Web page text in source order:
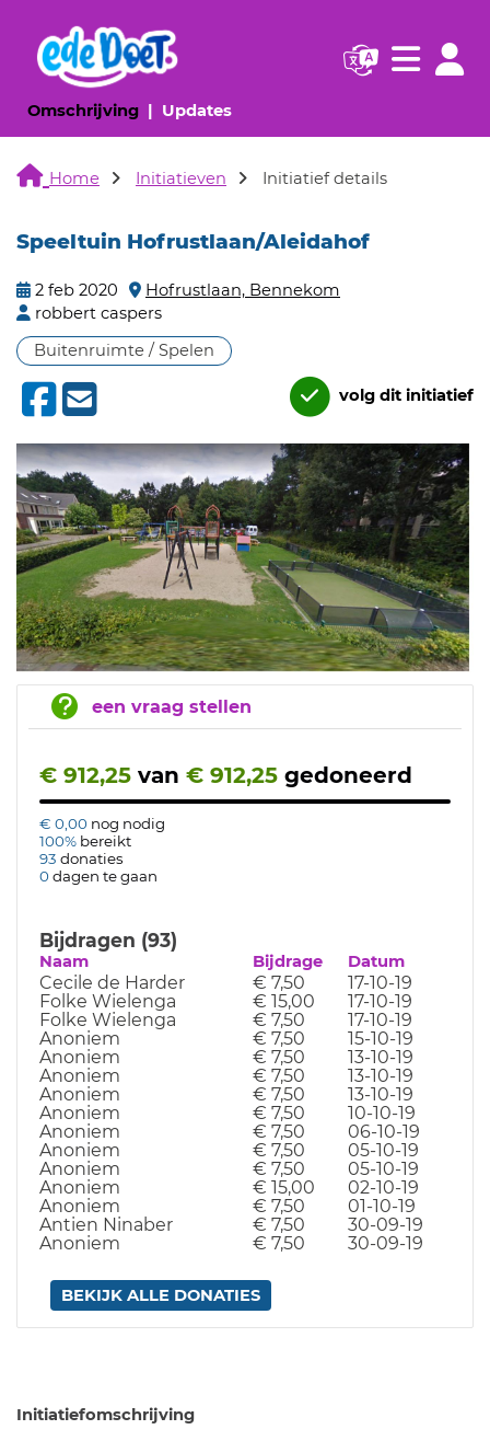
Omschrijving(huidige pagina)
Updates(huidige pagina)
Navigatie
Home Initiatieven Initiatief details
Speeltuin Hofrustlaan/Aleidahof
2 feb 2020
Hofrustlaan, Bennekom
robbert caspers
Buitenruimte / Spelen
volg dit initiatief
een vraag stellen
€ 912,25 van € 912,25 gedoneerd
€ 0,00 nog nodig
100% bereikt
93 donaties
0dagen te gaan
Bijdragen (93)
Naam Bijdrage Datum
Cecile de Harder € 7,50
17-10-19
Folke Wielenga
€ 15,00
17-10-19
Folke Wielenga
€ 7,50
17-10-19
Anoniem
€ 7,50
15-10-19
Anoniem
€ 7,50
13-10-19
Anoniem
€ 7,50
13-10-19
Anoniem
€ 7,50
13-10-19
Anoniem
€ 7,50
10-10-19
Anoniem
€ 7,50
06-10-19
Anoniem
€ 7,50
05-10-19
Anoniem
€ 7,50
05-10-19
Anoniem
€ 15,00
02-10-19
Anoniem
€ 7,50
01-10-19
Antien Ninaber
€ 7,50
30-09-19
Anoniem
€ 7,50 30-09-19
BEKIJK ALLE DONATIES
Initiatiefomschrijving